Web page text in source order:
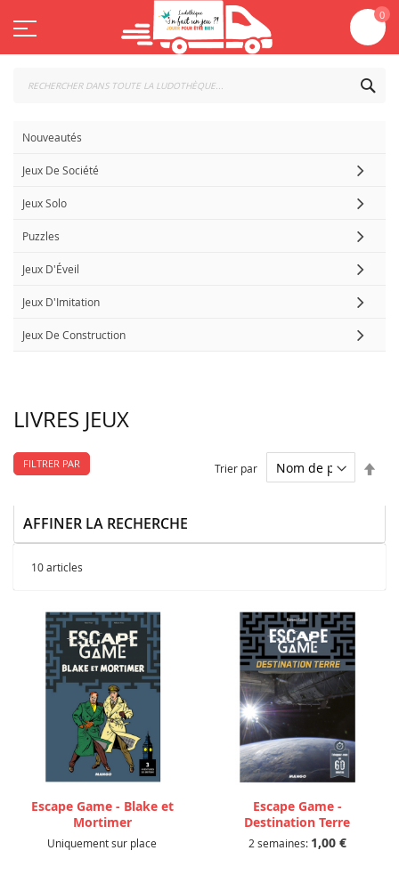
au
contenu
0
Nouveautés
Jeux De Société
Jeux Solo
Puzzles
Jeux D'Éveil
Jeux D'Imitation
Jeux De Construction
LIVRES JEUX
10articles
Trier par
Escape Game - Blake et
Mortimer
Uniquement sur place
Escape Game -
Destination Terre
2 semaines: 1,00 €
FILTRER PAR
AFFINER LA RECHERCHE